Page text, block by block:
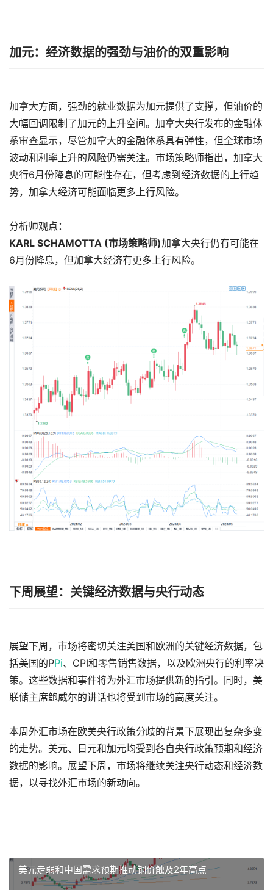
加元：经济数据的强劲与油价的双重影响
加拿大方面，强劲的就业数据为加元提供了支撑，但油价的
大幅回调限制了加元的上升空间。加拿大央行发布的金融体
系审查显示，尽管加拿大的金融体系具有弹性，但全球市场
波动和利率上升的风险仍需关注。市场策略师指出，加拿大
央行6月份降息的可能性存在，但考虑到经济数据的上行趋
势，加拿大经济可能面临更多上行风险。
分析师观点：
KARL SCHAMOTTA (市场策略师)加拿大央行仍有可能在
6月份降息，但加拿大经济有更多上行风险。
下周展望：关键经济数据与央行动态
展望下周，市场将密切关注美国和欧洲的关键经济数据，包
括美国的PPi、CPI和零售销售数据，以及欧洲央行的利率决
策。这些数据和事件将为外汇市场提供新的指引。同时，美
联储主席鲍威尔的讲话也将受到市场的高度关注。
本周外汇市场在欧美央行政策分歧的背景下展现出复杂多变
的走势。美元、日元和加元均受到各自央行政策预期和经济
数据的影响。展望下周，市场将继续关注央行动态和经济数
据，以寻找外汇市场的新动向。
美元走弱和中国需求预期推动铜价触及2年高点